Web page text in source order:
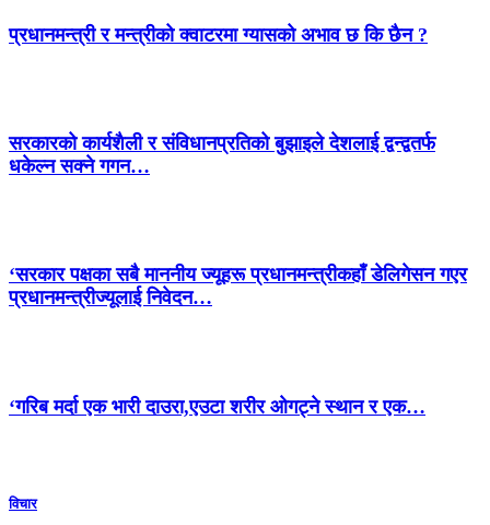
प्रधानमन्त्री र मन्त्रीको क्वाटरमा ग्यासको अभाव छ कि छैन ?
सरकारको कार्यशैली र संविधानप्रतिको बुझाइले देशलाई द्वन्द्वतर्फ
धकेल्न सक्ने गगन…
‘सरकार पक्षका सबै माननीय ज्यूहरू प्रधानमन्त्रीकहाँ डेलिगेसन गएर
प्रधानमन्त्रीज्यूलाई निवेदन…
‘गरिब मर्दा एक भारी दाउरा,एउटा शरीर ओगट्ने स्थान र एक…
विचार